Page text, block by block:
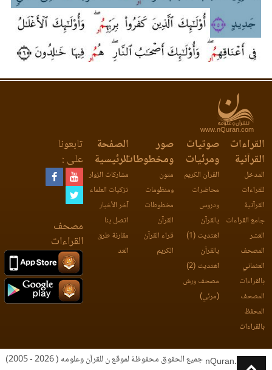
www.nQuran.com
القراءات
القرآنية
المدخل
للقراءات
القرآنية
جامع القراءات
العشر
المصحف
العثماني
بالقراءات
المصحف
المحفظ
بالقراءات
صوتيات
ومرئيات
القرآن الكريم
محاضرات
ودروس
بالقرآن
اهتديت (1)
بالقرآن
اهتديت (2)
مصحف ورش
(مرئي)
صور
ومخطوطات
متون
ومنظومات
مخطوطات
القرآن
قراء القرآن
الكريم
الصفحة
الرئيسية
مشاركات الزوار
تزكيات العلماء
آخر الأخبار
اتصل بنا
مقارنة طرق
العد
تابعونا
على :
مصحف
القراءات
جميع الحقوق محفوظة لموقع ن للقرآن وعلومه ( 2026 - 2005) nQuran.com